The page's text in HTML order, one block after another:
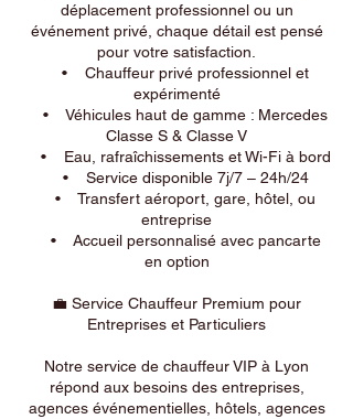
déplacement professionnel ou un
événement privé, chaque détail est pensé
pour votre satisfaction.
• Chauffeur privé professionnel et
expérimenté
• Véhicules haut de gamme : Mercedes
Classe S & Classe V
• Eau, rafraîchissements et Wi-Fi à bord
• Service disponible 7j/7 – 24h/24
• Transfert aéroport, gare, hôtel, ou
entreprise
• Accueil personnalisé avec pancarte
en option
💼 Service Chauffeur Premium pour
Entreprises et Particuliers
Notre service de chauffeur VIP à Lyon
répond aux besoins des entreprises,
agences événementielles, hôtels, agences